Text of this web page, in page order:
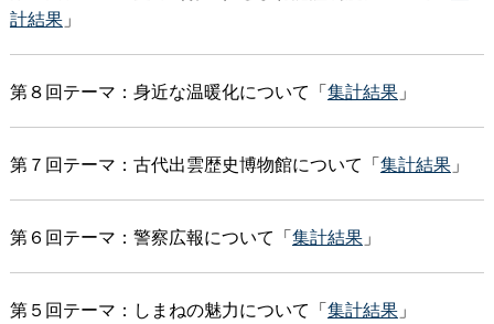
計結果」
第８回テーマ：身近な温暖化について「集計結果」
第７回テーマ：古代出雲歴史博物館について「集計結果」
第６回テーマ：警察広報について「集計結果」
第５回テーマ：しまねの魅力について「集計結果」